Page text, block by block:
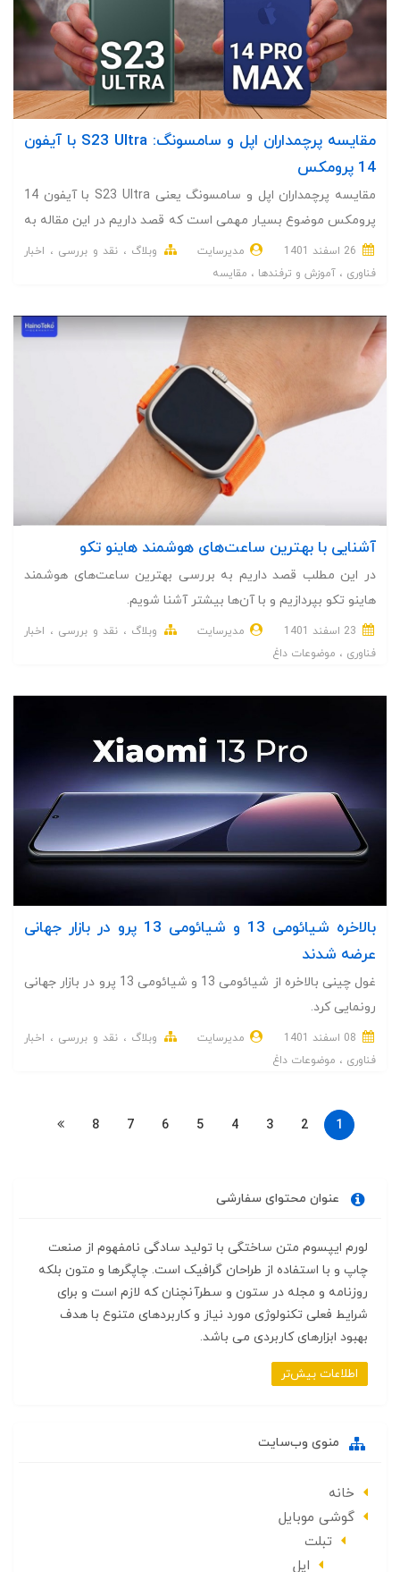
مقایسه پرچمداران اپل و سامسونگ: S23 Ultra با آیفون
14 پرومکس
مقایسه پرچمداران اپل و سامسونگ یعنی S23 Ultra با آیفون 14
پرومکس موضوع بسیار مهمی است که قصد داریم در این مقاله به
آن بپردازیم.
مدیرسایت وبلاگ نقد و بررسی
اخبار
فناوری
آموزش و ترفندها مقایسه
آشنایی با بهترین ساعت‌های هوشمند هاینو تکو
در این مطلب قصد داریم به بررسی بهترین ساعت‌های هوشمند
هاینو تکو بپردازیم و با آن‌ها بیشتر آشنا شویم.
مدیرسایت وبلاگ نقد و بررسی
اخبار
فناوری
موضوعات داغ
بالاخره شیائومی 13 و شیائومی 13 پرو در بازار جهانی
عرضه شدند
غول چینی بالاخره از شیائومی 13 و شیائومی 13 پرو در بازار جهانی
رونمایی کرد.
مدیرسایت وبلاگ نقد و بررسی
اخبار
فناوری
موضوعات داغ
1
2
3
4
5
6
7
8
عنوان محتوای سفارشی
لورم ایپسوم متن ساختگی با تولید سادگی نامفهوم از صنعت
چاپ و با استفاده از طراحان گرافیک است. چاپگرها و متون بلکه
روزنامه و مجله در ستون و سطرآنچنان که لازم است و برای
شرایط فعلی تکنولوژی مورد نیاز و کاربردهای متنوع با هدف
بهبود ابزارهای کاربردی می باشد.
اطلاعات بیش‌تر
منوی وب‌سایت
خانه
گوشی موبایل
تبلت
اپل